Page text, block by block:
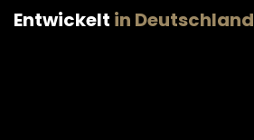
Entwickelt in Deutschland